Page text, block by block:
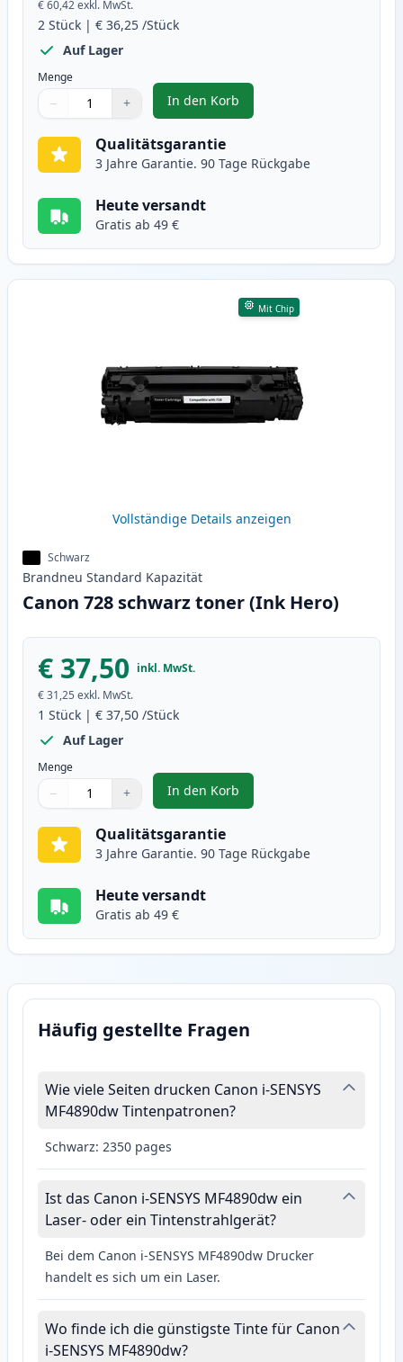
€ 60,42exkl. MwSt.
2 Stück | € 36,25 /Stück
Auf Lager
Menge
Verwenden Sie die Tasten, um anzupassen
− +
1
In den Korb
, 2 stück Canon 728 schwarz
Qualitätsgarantie
3 Jahre Garantie. 90 Tage Rückgabe
Heute versandt
Gratis ab 49 €
Mit Chip
Vollständige Details anzeigen
Schwarz
Brandneu Standard Kapazität
Canon 728 schwarz toner (Ink Hero)
€ 37,50 inkl. MwSt.
€ 31,25 exkl. MwSt.
1 Stück | € 37,50 /Stück
Auf Lager
Menge
Verwenden Sie die Tasten, um anzupassen
− +
1
In den Korb
, Canon 728 schwarz toner (Ink
Qualitätsgarantie
3 Jahre Garantie. 90 Tage Rückgabe
Heute versandt
Gratis ab 49 €
Häufig gestellte Fragen
Wie viele Seiten drucken Canon i-SENSYS
MF4890dw Tintenpatronen?
Schwarz: 2350 pages
Ist das Canon i-SENSYS MF4890dw ein
Laser- oder ein Tintenstrahlgerät?
Bei dem Canon i-SENSYS MF4890dw Drucker
handelt es sich um ein Laser.
Wo finde ich die günstigste Tinte für Canon
i-SENSYS MF4890dw?